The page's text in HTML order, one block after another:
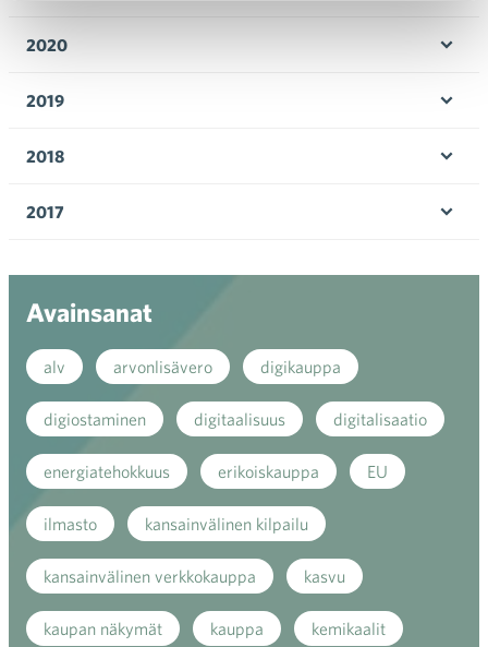
2020
2019
2018
2017
Avainsanat
alv arvonlisävero digikauppa
digiostaminen digitaalisuus digitalisaatio
energiatehokkuus erikoiskauppa EU
ilmasto kansainvälinen kilpailu
kansainvälinen verkkokauppa kasvu
kaupan näkymät kauppa kemikaalit